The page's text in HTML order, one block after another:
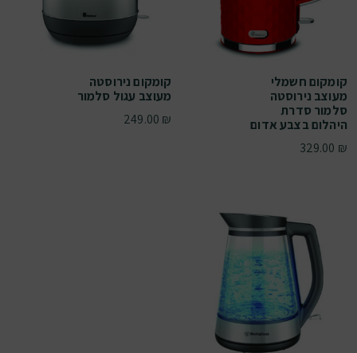
קומקום חשמלי
מעוצב נירוסטה
סלמור סדרת
היהלום בצבע אדום
329.00 ₪
קומקום נירוסטה
מעוצב עגול סלמור
249.00 ₪